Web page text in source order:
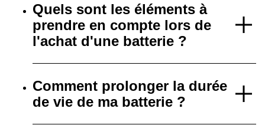
Quels sont les éléments à
prendre en compte lors de
l'achat d'une batterie ?
Comment prolonger la durée
de vie de ma batterie ?